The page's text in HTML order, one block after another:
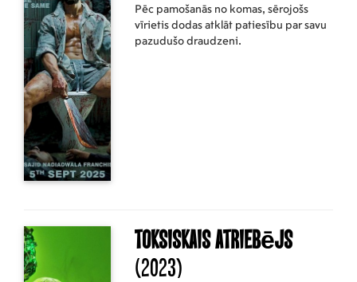
Pēc pamošanās no komas, sērojošs
vīrietis dodas atklāt patiesību par savu
pazudušo draudzeni.
Toksiskais atriebējs
(2023)